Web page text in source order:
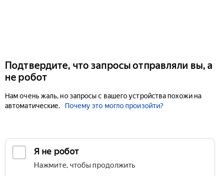
Подтвердите, что запросы отправляли вы, а
не робот
Нам очень жаль, но запросы с вашего устройства похожи на
автоматические.
Почему это могло произойти?